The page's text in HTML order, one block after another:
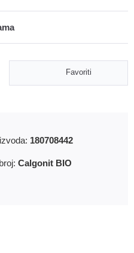
Favoriti
180708442
Calgonit BIO